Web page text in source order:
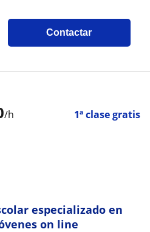
Contactar
/h 1ª clase gratis
especializado en
on line